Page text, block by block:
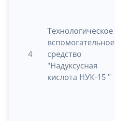
4
Технологическое
вспомогательное
средство
"Надуксусная
кислота НУК-15 "